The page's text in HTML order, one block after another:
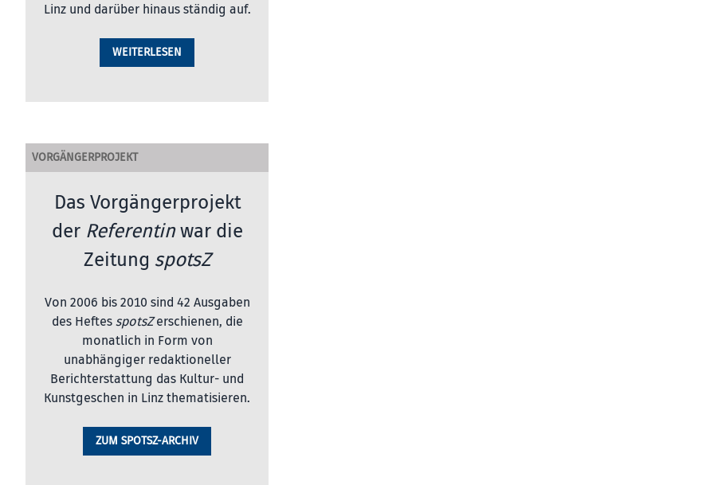
Linz und darüber hinaus ständig auf.
WEITERLESEN
VORGÄNGERPROJEKT
Das Vorgängerprojekt
der Referentinwar die
Zeitung spotsZ
Von 2006 bis 2010 sind 42 Ausgaben
des Heftes spotsZerschienen, die
monatlich in Form von
unabhängiger redaktioneller
Berichterstattung das Kultur- und
Kunstgeschen in Linz thematisieren.
ZUM SPOTSZ-ARCHIV